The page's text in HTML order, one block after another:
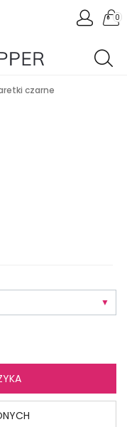
0
czarne